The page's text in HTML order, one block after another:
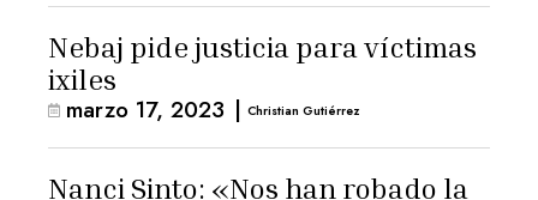
Nebaj pide justicia para víctimas
ixiles
marzo 17, 2023 | Christian Gutiérrez
Nanci Sinto: «Nos han robado la